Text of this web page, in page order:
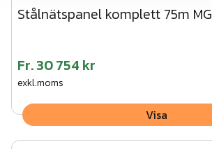
Stålnätspanel komplett 75m MG
Fr.30 754 kr
exkl.moms
Visa